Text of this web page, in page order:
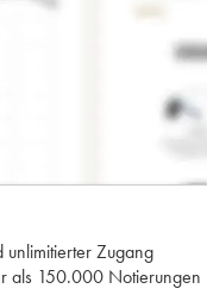
unlimitierter Zugang
als 150.000 Notierungen